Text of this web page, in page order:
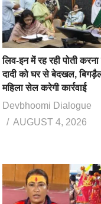
लिव-इन में रह रही पोती करना
दादी को घर से बेदखल,
महिला सेल करेगी कार्रवाई
Devbhoomi Dialogue
AUGUST 4, 2026